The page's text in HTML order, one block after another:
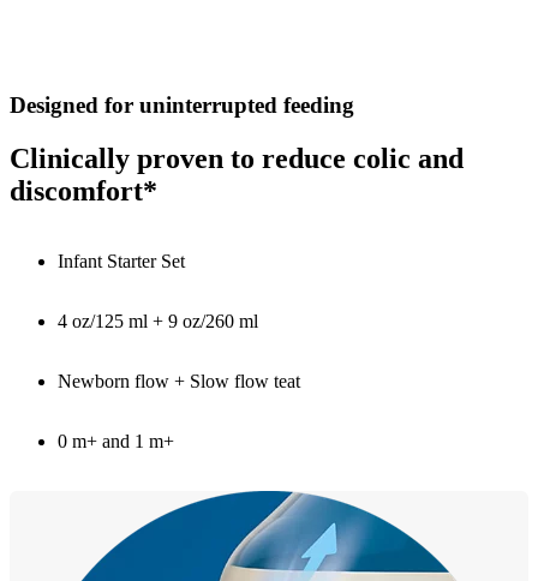
Designed for uninterrupted feeding
Clinically proven to reduce colic and
discomfort*
Infant Starter Set
4 oz/125 ml + 9 oz/260 ml
Newborn flow + Slow flow teat
0 m+ and 1 m+